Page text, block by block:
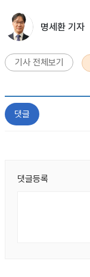
명세환 기자
기사 전체보기
댓글
댓글등록